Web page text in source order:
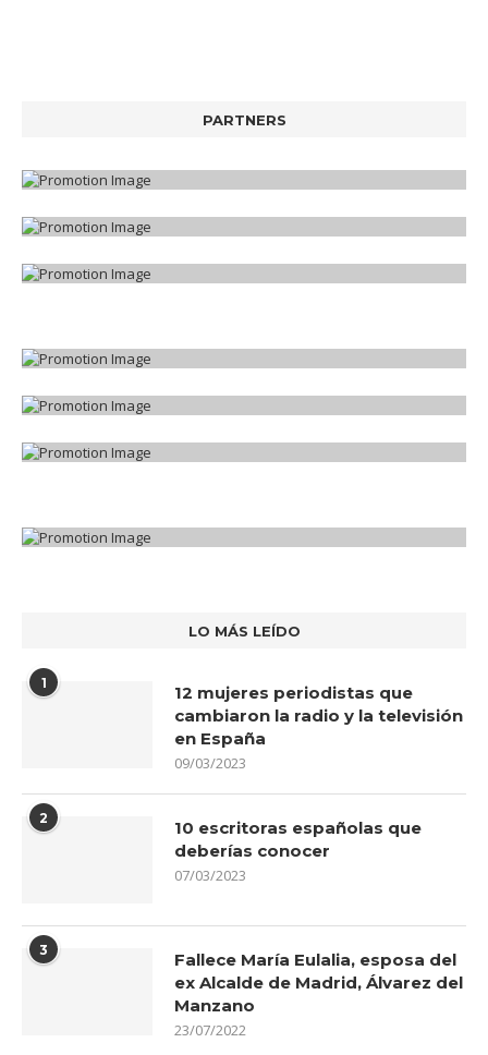
PARTNERS
LO MÁS LEÍDO
1
12 mujeres periodistas que
cambiaron la radio y la televisión
en España
09/03/2023
2
10 escritoras españolas que
deberías conocer
07/03/2023
3
Fallece María Eulalia, esposa del
ex Alcalde de Madrid, Álvarez del
Manzano
23/07/2022